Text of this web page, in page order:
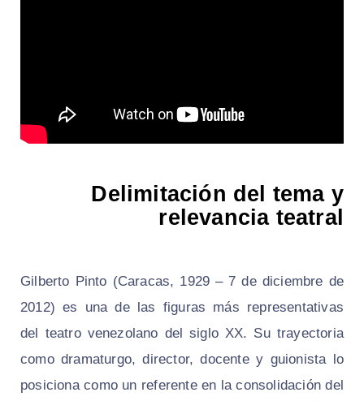
Delimitación del tema y
relevancia teatral
Gilberto Pinto (Caracas, 1929 – 7 de diciembre de
2012) es una de las figuras más representativas
del teatro venezolano del siglo XX. Su trayectoria
como dramaturgo, director, docente y guionista lo
posiciona como un referente en la consolidación del